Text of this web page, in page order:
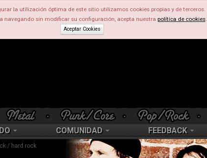
la utilización óptima de este sitio utilizamos cookies propias y de terceros.
navegando sin modificar su configuración, acepta nuestra política de cookies.
Aceptar Cookies
COMUNIDAD FEEDBACK
/ hard rock